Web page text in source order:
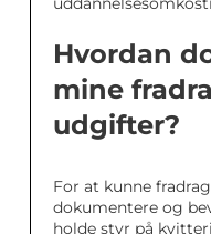
Hvordan
mine
udgifter?
For at kunne
dokumentere og
holde styr på